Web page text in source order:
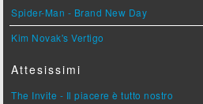
Spider-Man - Brand New Day
Kim Novak's Vertigo
Attesissimi
The Invite - Il piacere è tutto nostro